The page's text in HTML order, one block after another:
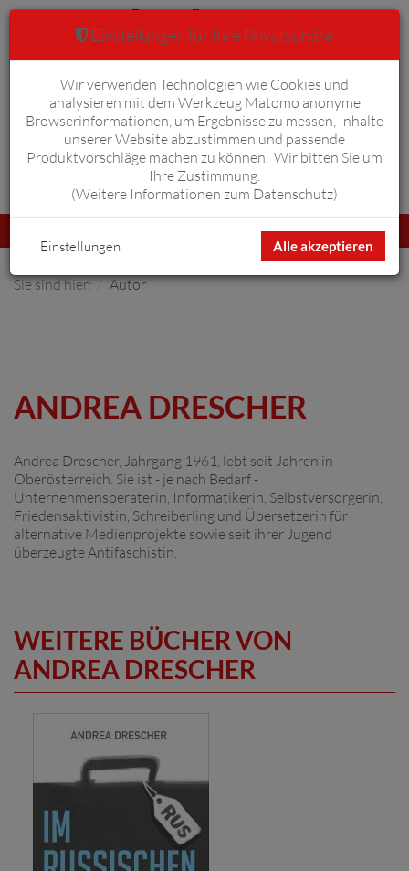
Anmelden Warenkorb 0
umschalten
Sie sind hier: Autor
ANDREA DRESCHER
Andrea Drescher, Jahrgang 1961, lebt seit Jahren in
Oberösterreich. Sie ist - je nach Bedarf -
Unternehmensberaterin, Informatikerin, Selbstversorgerin,
Friedensaktivistin, Schreiberling und Übersetzerin für
alternative Medienprojekte sowie seit ihrer Jugend
überzeugte Antifaschistin.
WEITERE BÜCHER VON
ANDREA DRESCHER
Einstellungen für Ihre Privatsphäre
Wir verwenden Technologien wie Cookies und
analysieren mit dem Werkzeug Matomo anonyme
Browserinformationen, um Ergebnisse zu messen, Inhalte
unserer Website abzustimmen und passende
Produktvorschläge machen zu können. Wir bitten Sie um
Ihre Zustimmung.
(Weitere Informationen zum Datenschutz)
Alle akzeptieren
Einstellungen